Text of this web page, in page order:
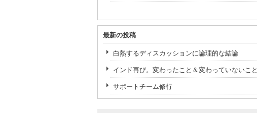
最新の投稿
白熱するディスカッションに論理的な結論
インド再び。変わったこと＆変わっていないこと
サポートチーム修行